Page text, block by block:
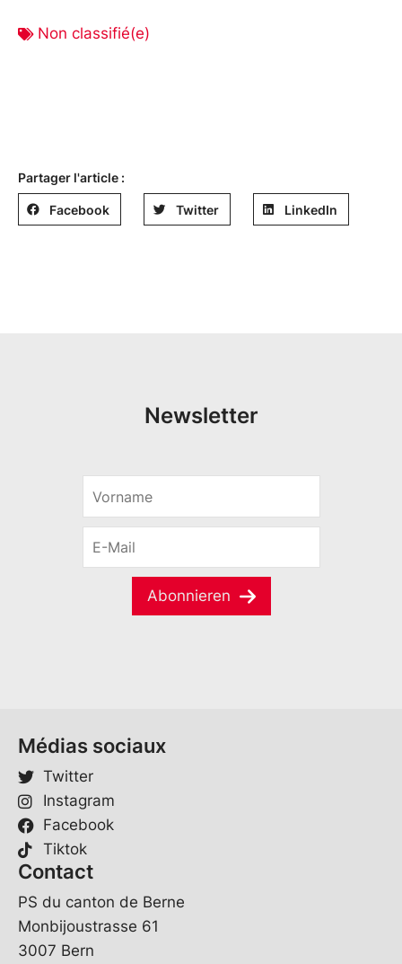
Non classifié(e)
Partager l'article :
Facebook Twitter LinkedIn
Newsletter
V
n
m
E
-
r
M
Abonnieren
Médias sociaux
Twitter
Instagram
Facebook
Tiktok
Contact
PS du canton de Berne
Monbijoustrasse 61
3007 Bern